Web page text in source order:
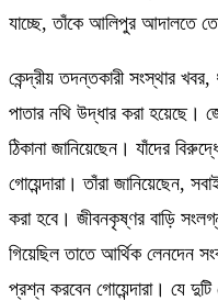
যাচ্ছে, তাঁকে আলিপুর আদালতে
কেন্দ্রীয় তদন্তকারী সংস্থার
পাতার নথি উদ্ধার করা হয়েছে।
ঠিকানা জানিয়েছেন। যাঁদের
গোয়েন্দারা। তাঁরা জানিয়েছেন,
করা হবে। জীবনকৃষ্ণর বাড়ি
গিয়েছিল তাতে আর্থিক লেনদেন
প্রশ্ন করবেন গোয়েন্দারা। যে